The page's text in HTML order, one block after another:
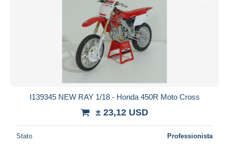
I139345 NEW RAY 1/18 - Honda 450R Moto Cross
± 23,12 USD
Stato Professionista